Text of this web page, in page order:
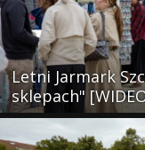
Letni Jarmark
sklepach"